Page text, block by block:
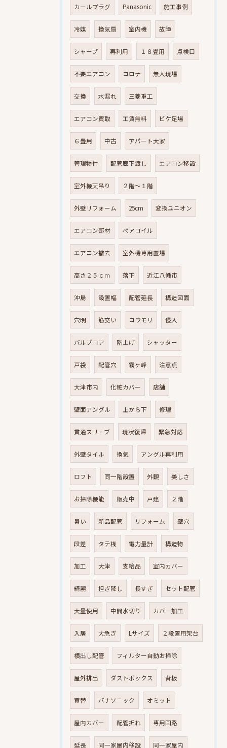
カールプラグ Panasonic 施工事例
冷媒 換気扇 室内機 故障
シャープ 再利用 １８畳用 点検口
不要エアコン コロナ 無人現場
交換 水漏れ 三菱重工
エアコン買取 工賃無料 ビケ足場
６畳用 中古 アパート大家
管理物件 配管廊下渡し エアコン移設
室外機天吊り ２階～１階
外壁リフォーム 25cm 変換ユニオン
エアコン部材 ペアコイル
エアコン撤去 室外機専用置場
高さ２５ｃｍ 落下 近江八幡市
沖島 設置幅 配管延長 構造図面
穴明 筋交い コウモリ 侵入
バルブコア 階上げ シャッター
戸袋 配管穴 霧ヶ峰 注意点
大津市内 化粧カバー 店舗
壁面アングル 上から下 修理
貫通スリーブ 現状復帰 緊急対応
外壁タイル 換気 アングル再利用
ロフト 同一階設置 外観 美しさ
お掃除機能 販売中 戸建 ２階
暑い 新品配管 リフォーム 壁穴
段差 タテ桟 電力量計 構造物
加工 大津 支給品 室内カバー
綺麗 担ぎ降し 長すぎ セット配管
大量使用 中間水切り カバー加工
入居 大急ぎ Lサイズ ２段置用架台
横出し配管 フィルター自動お掃除
屋外排出 ダストボックス 背板
買替 パナソニック オミット
屋内カバー 配管折れ 専用回路
延長 同一家屋内移設 同一家屋内